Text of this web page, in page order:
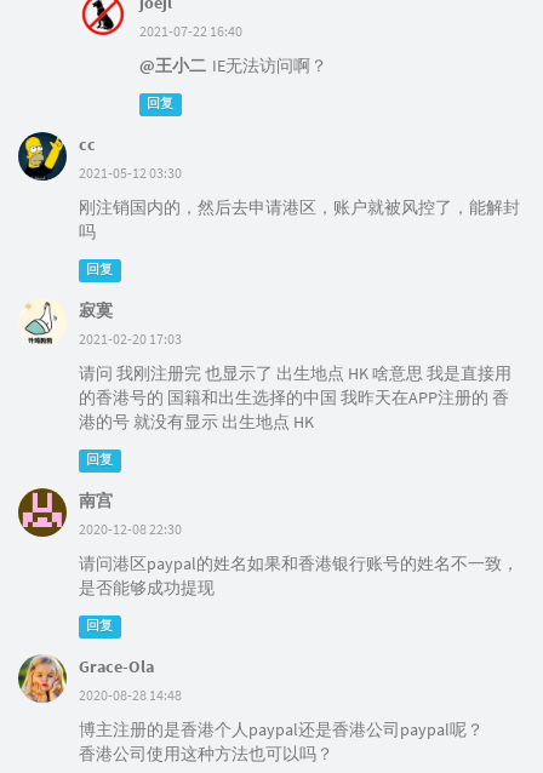
2021-07-22 16:40
@王小二 IE无法访问啊？
回复
cc
2021-05-12 03:30
刚注销国内的，然后去申请港区，账户就被风控了，能解封
吗
回复
寂寞
2021-02-20 17:03
请问 我刚注册完 也显示了 出生地点 HK 啥意思 我是直接用
的香港号的 国籍和出生选择的中国 我昨天在APP注册的 香
港的号 就没有显示 出生地点 HK
回复
南宫
2020-12-08 22:30
请问港区paypal的姓名如果和香港银行账号的姓名不一致，
是否能够成功提现
回复
Grace-Ola
2020-08-28 14:48
博主注册的是香港个人paypal还是香港公司paypal呢？
香港公司使用这种方法也可以吗？